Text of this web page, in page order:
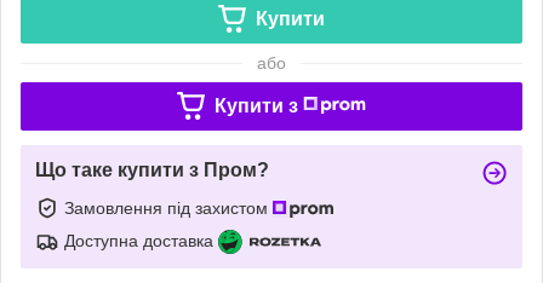
Купити
або
Купити з
Що таке купити з Пром?
Замовлення під захистом
Доступна доставка